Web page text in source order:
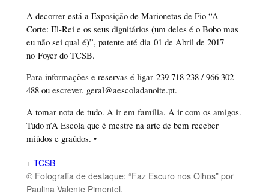
A decorrer está a Exposição de Marionetas de Fio “A
Corte: El-Rei e os seus dignitários (um deles é o Bobo mas
eu não sei qual é)”, patente até dia 01 de Abril de 2017
no Foyer do TCSB.
Para informações e reservas é ligar 239 718 238 / 966 302
488 ou escrever. geral@aescoladanoite.pt.
A tomar nota de tudo. A ir em família. A ir com os amigos.
Tudo n’A Escola que é mestre na arte de bem receber
miúdos e graúdos. •
+ TCSB
© Fotografia de destaque: “Faz Escuro nos Olhos” por
Paulina Valente Pimentel.